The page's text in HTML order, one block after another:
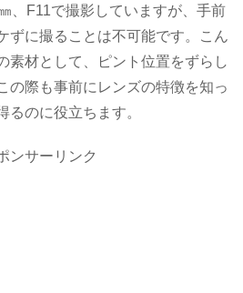
、F11で撮影していますが、手前
ずに撮ることは不可能です。こん
素材として、ピント位置をずらし
の際も事前にレンズの特徴を知っ
るのに役立ちます。
ンサーリンク